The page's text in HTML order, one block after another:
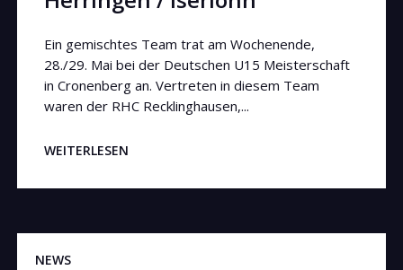
Ein gemischtes Team trat am Wochenende,
28./29. Mai bei der Deutschen U15 Meisterschaft
in Cronenberg an. Vertreten in diesem Team
waren der RHC Recklinghausen,...
WEITERLESEN
NEWS